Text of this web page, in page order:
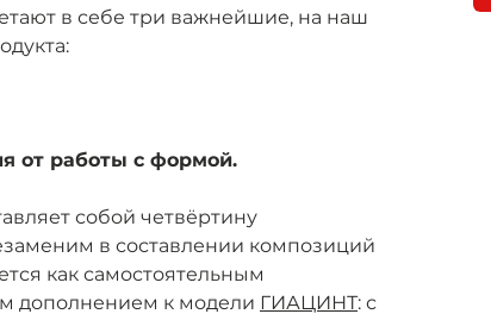
в себе три важнейшие, на наш
от работы с формой.
собой четвёртину
в составлении композиций
как самостоятельным
дополнением к модели ГИАЦИНТ: с